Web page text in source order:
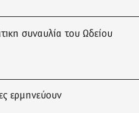
συναυλία του Ωδείου
ερμηνεύουν